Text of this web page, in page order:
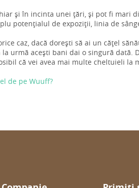
și în incinta unei țări, și pot fi mari
potențialul de expoziții, linia de
caz, dacă dorești să ai un cățel
urmă acești bani dai o singură dată.
că vei avea mai multe cheltuieli la
de pe Wuuff?